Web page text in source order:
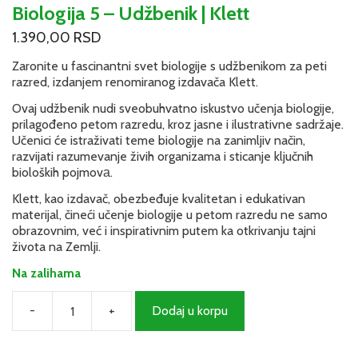
Biologija 5 – Udžbenik | Klett
1.390,00 RSD
Zaronite u fascinantni svet biologije s udžbenikom za peti
razred, izdanjem renomiranog izdavača Klett.
Ovaj udžbenik nudi sveobuhvatno iskustvo učenja biologije,
prilagođeno petom razredu, kroz jasne i ilustrativne sadržaje.
Učenici će istraživati teme biologije na zanimljiv način,
razvijati razumevanje živih organizama i sticanje ključnih
bioloških pojmovа.
Klett, kao izdavač, obezbeđuje kvalitetan i edukativan
materijal, čineći učenje biologije u petom razredu ne samo
obrazovnim, već i inspirativnim putem ka otkrivanju tajni
života na Zemlji.
Na zalihama
-
Biologija
5
+ Dodaj u korpu